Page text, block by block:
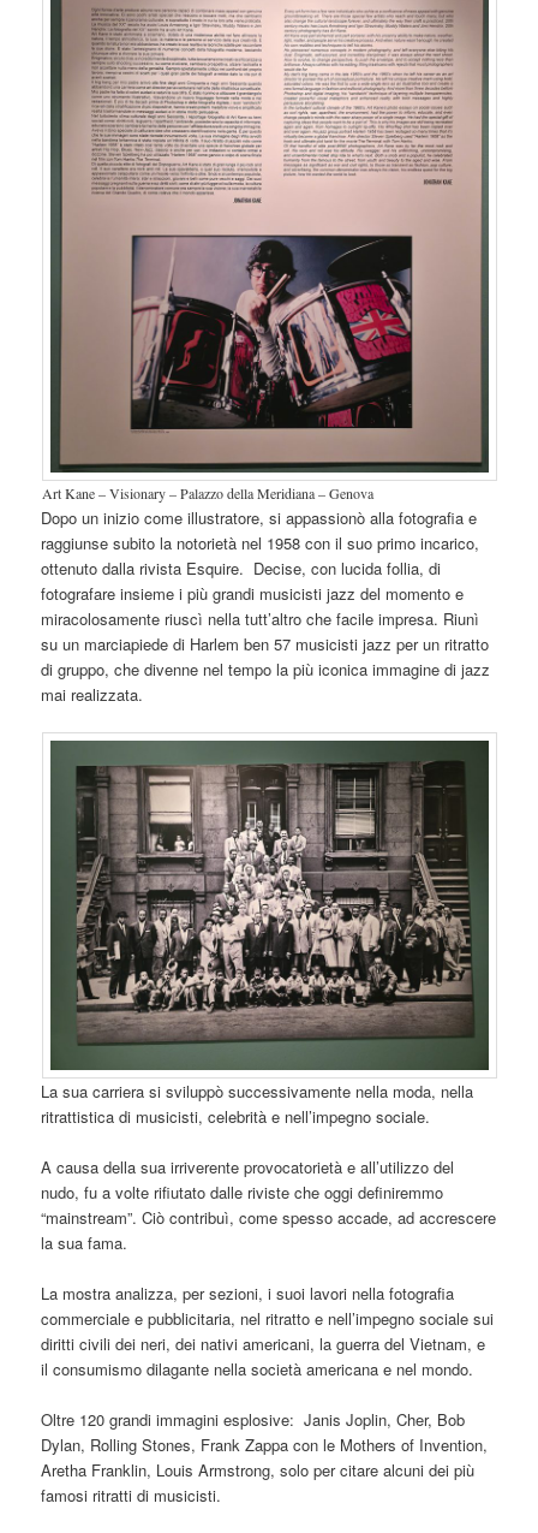
Art Kane – Visionary – Palazzo della Meridiana – Genova
Dopo un inizio come illustratore, si appassionò alla fotografia e
raggiunse subito la notorietà nel 1958 con il suo primo incarico,
ottenuto dalla rivista Esquire. Decise, con lucida follia, di
fotografare insieme i più grandi musicisti jazz del momento e
miracolosamente riuscì nella tutt’altro che facile impresa. Riunì
su un marciapiede di Harlem ben 57 musicisti jazz per un ritratto
di gruppo, che divenne nel tempo la più iconica immagine di jazz
mai realizzata.
La sua carriera si sviluppò successivamente nella moda, nella
ritrattistica di musicisti, celebrità e nell’impegno sociale.
A causa della sua irriverente provocatorietà e all’utilizzo del
nudo, fu a volte rifiutato dalle riviste che oggi definiremmo
“mainstream”. Ciò contribuì, come spesso accade, ad accrescere
la sua fama.
La mostra analizza, per sezioni, i suoi lavori nella fotografia
commerciale e pubblicitaria, nel ritratto e nell’impegno sociale sui
diritti civili dei neri, dei nativi americani, la guerra del Vietnam, e
il consumismo dilagante nella società americana e nel mondo.
Oltre 120 grandi immagini esplosive: Janis Joplin, Cher, Bob
Dylan, Rolling Stones, Frank Zappa con le Mothers of Invention,
Aretha Franklin, Louis Armstrong, solo per citare alcuni dei più
famosi ritratti di musicisti.